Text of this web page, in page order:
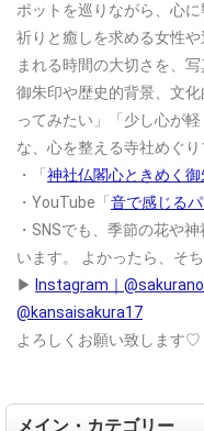
ポットを巡りながら、心に
祈りと癒しを求める女性
まれる時間の大切さを、
御朱印や歴史的背景、文
ってみたい」「少し心が
な、心を整える寺社めぐり
・「 神社仏閣心ときめく御
・YouTube「 音で感じる
・SNSでも、季節の花や
います。
よかったら、そ
▶ Instagram｜
@kansaisakura17
よろしくお願い致します♡
メイン・カテゴリー